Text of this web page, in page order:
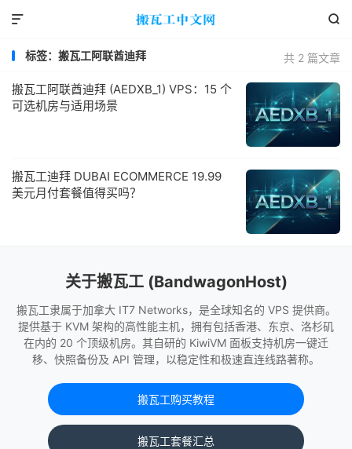


共 2 篇文章
标签：搬瓦工阿联酋迪拜
搬瓦工阿联酋迪拜 (AEDXB_1) VPS：15 个
可选机房与适用场景
搬瓦工迪拜 DUBAI ECOMMERCE 19.99
美元月付套餐值得买吗？
关于搬瓦工 (BandwagonHost)
搬瓦工隶属于加拿大 IT7 Networks，是全球知名的 VPS 提供商。
提供基于 KVM 架构的高性能主机，拥有包括香港、东京、洛杉矶
在内的 20 个顶级机房。其自研的 KiwiVM 面板支持机房一键迁
移、快照备份及 API 管理，以稳定性和极速直连线路著称。
搬瓦工购买教程
搬瓦工套餐汇总